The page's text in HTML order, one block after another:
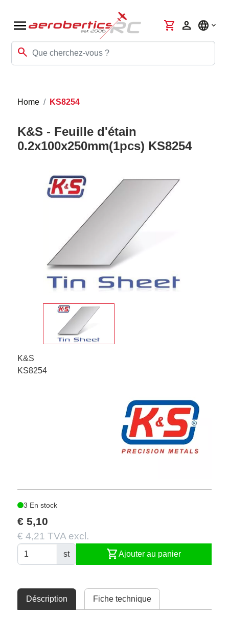
menu
search
shopping_cart person language
Home KS8254
K&S - Feuille d'étain
0.2x100x250mm(1pcs) KS8254
K&S
KS8254
3 En stock
€ 5,10
€ 4,21 TVA excl.
st shopping_cartAjouter au panier
Déscription Fiche technique